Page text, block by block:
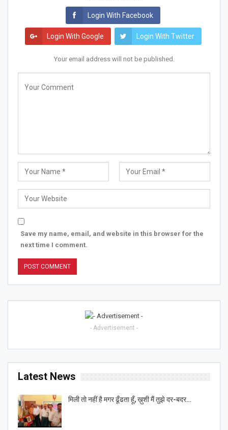
Login With Facebook
Login With Google Login With Twitter
Your email address will not be published.
Save my name, email, and website in this browser for the
next time I comment.
- Advertisement -
Latest News
मिली तो नहीं है मगर ढूँढता हूँ, ख़ुशी मैं तुझे दर-बदर…